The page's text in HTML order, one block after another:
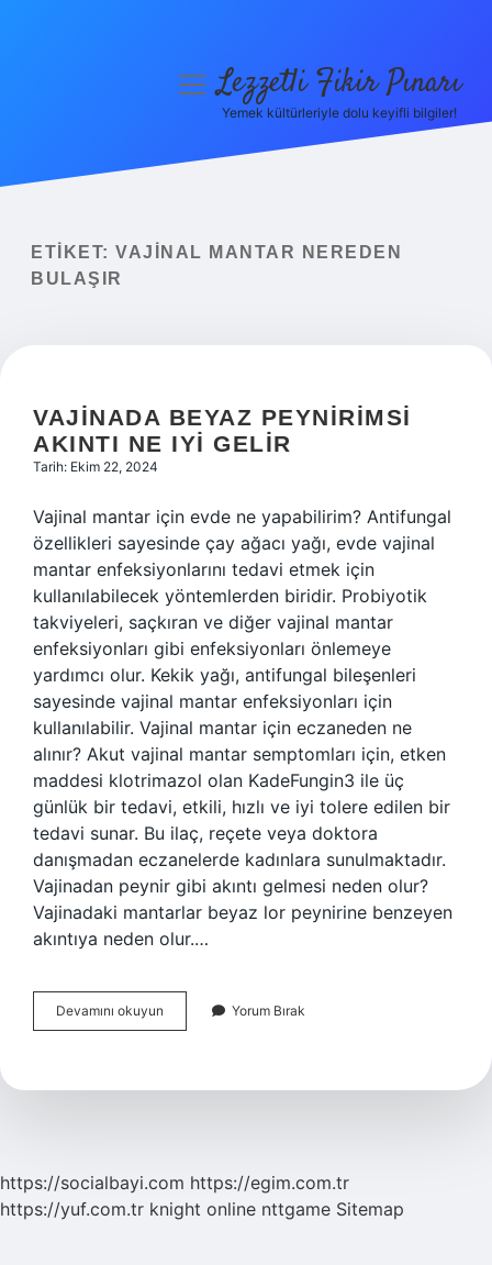
Yasal Uyarı
menüyüLezzetli Fikir Pınarı
Yemek kültürleriyle dolu keyifli bilgiler!
ETIKET: VAJINAL MANTAR NEREDEN
BULAŞIR
VAJINADA BEYAZ PEYNIRIMSI
AKINTI NE IYI GELIR
Tarih: Ekim 22, 2024
Vajinal mantar için evde ne yapabilirim? Antifungal
özellikleri sayesinde çay ağacı yağı, evde vajinal
mantar enfeksiyonlarını tedavi etmek için
kullanılabilecek yöntemlerden biridir. Probiyotik
takviyeleri, saçkıran ve diğer vajinal mantar
enfeksiyonları gibi enfeksiyonları önlemeye
yardımcı olur. Kekik yağı, antifungal bileşenleri
sayesinde vajinal mantar enfeksiyonları için
kullanılabilir. Vajinal mantar için eczaneden ne
alınır? Akut vajinal mantar semptomları için, etken
maddesi klotrimazol olan KadeFungin3 ile üç
günlük bir tedavi, etkili, hızlı ve iyi tolere edilen bir
tedavi sunar. Bu ilaç, reçete veya doktora
danışmadan eczanelerde kadınlara sunulmaktadır.
Vajinadan peynir gibi akıntı gelmesi neden olur?
Vajinadaki mantarlar beyaz lor peynirine benzeyen
akıntıya neden olur.…
Devamını okuyun Vajinada
Beyaz
Ne
Yorum Bırak
https://socialbayi.com https://egim.com.tr
https://yuf.com.tr knight online nttgame Sitemap